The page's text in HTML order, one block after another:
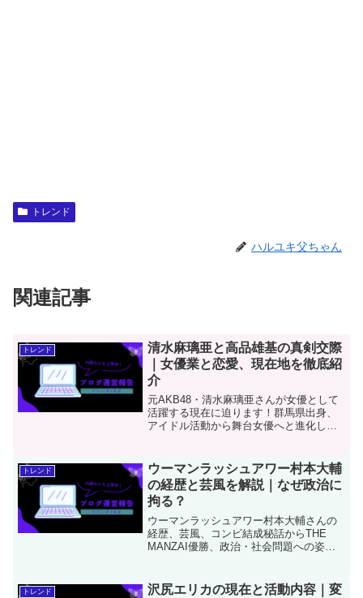
トレンド
ハルユキ父ちゃん
関連記事
トレンド
清水麻璃亜と高品雄基の真剣交際
｜女優業と恋愛、現在地を徹底紹
介
元AKB48・清水麻璃亜さんが女優として
活躍する現在に迫ります！群馬県出身、
アイドル活動から舞台女優へと進化した
た俳優・高品雄基さんとのエピソードも
深掘りします。舞台稽古で育まれた信頼
関係や、プライベートでの温かな支え合
いぶり、二人の結婚観についても徹底解
説。努力家でありながらナチュラルな魅
力を放つ清水麻璃亜さんのこれからに注
目です！
トレンド
ウーマンラッシュアワー村本大輔
の経歴と芸風を解説｜なぜ政治に
拘る？
ウーマンラッシュアワー村本大輔さんの
経歴、芸風、コンビ結成秘話からTHE
MANZAI優勝、政治・社会問題への姿
トレンド
沢尻エリカの現在と活動内容｜変